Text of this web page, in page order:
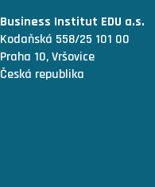
Business Institut EDU a.s.
Kodaňská 558/25 101 00
Praha 10, Vršovice
Česká republika